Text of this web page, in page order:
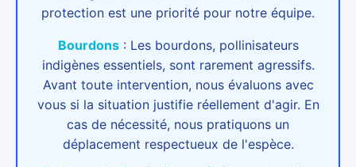
protection est une priorité pour notre équipe.
Bourdons : Les bourdons, pollinisateurs
indigènes essentiels, sont rarement agressifs.
Avant toute intervention, nous évaluons avec
vous si la situation justifie réellement d'agir. En
cas de nécessité, nous pratiquons un
déplacement respectueux de l'espèce.